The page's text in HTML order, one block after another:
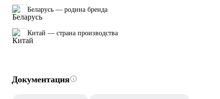
Беларусь — родина бренда
Китай — страна производства
Документация